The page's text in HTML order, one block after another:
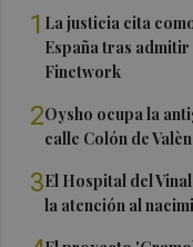
1 La justicia cita
España tras
Finetwork
2Oysho ocupa la
calle Colón de
3El Hospital del
la atención al